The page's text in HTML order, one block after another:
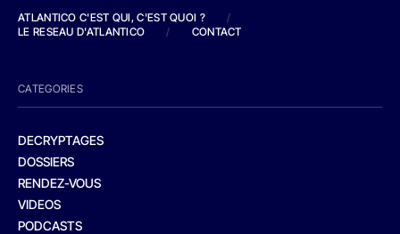
ATLANTICO C'EST QUI, C'EST QUOI ?
/
LE RESEAU D'ATLANTICO
/ CONTACT
CATEGORIES
DECRYPTAGES
DOSSIERS
RENDEZ-VOUS
VIDEOS
PODCASTS